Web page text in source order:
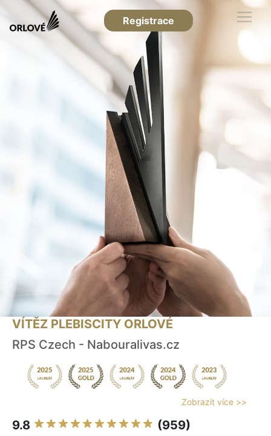
Registrace
VÍTĚZ PLEBISCITY ORLOVÉ
RPS Czech - Nabouralivas.cz
Zobrazit více >>
9.8 (959)